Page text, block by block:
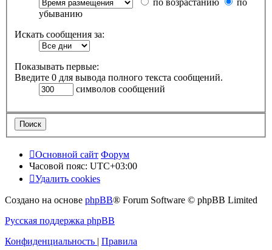
по возрастанию
по
убыванию
Искать сообщения за:
Показывать первые:
Введите 0 для вывода полного текста сообщений.
символов сообщений
Основной сайт Форум
Часовой пояс: UTC+03:00
Удалить cookies
Создано на основе phpBB® Forum Software © phpBB Limited
Русская поддержка phpBB
Конфиденциальность | Правила